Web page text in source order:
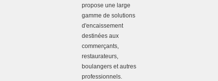
propose une large
gamme de solutions
d'encaissement
destinées aux
commerçants,
restaurateurs,
boulangers et autres
professionnels.